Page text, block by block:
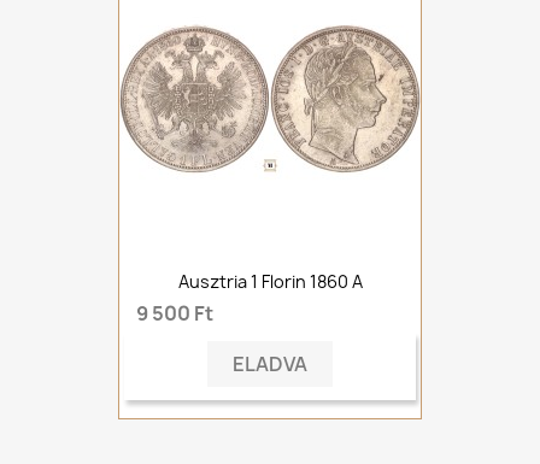
Ausztria 1 Florin 1860 A
9 500 Ft
ELADVA